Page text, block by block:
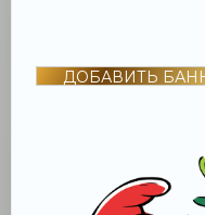
ДОБАВИТЬ